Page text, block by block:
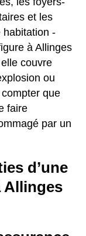
et les
habitation -
à Allinges
couvre
ou
que
faire
par un
d’une
Allinges